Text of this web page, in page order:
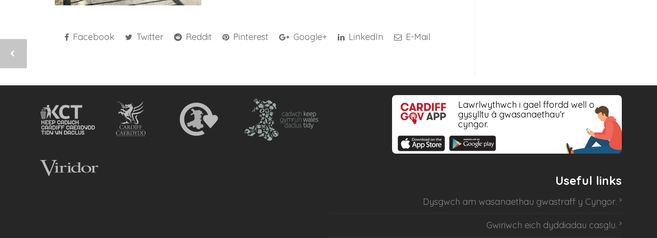
Facebook Twitter Reddit Pinterest Google+ LinkedIn E-Mail
Lawrlwythwch i gael ffordd well o
gysylltu â gwasanaethau’r
cyngor.
Useful links
Dysgwch am wasanaethau gwastraff y Cyngor.
Gwiriwch eich dyddiadau casglu.